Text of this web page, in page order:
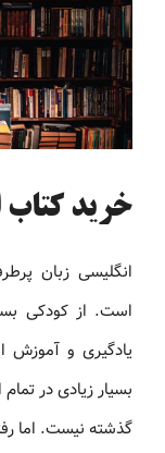
خرید کتاب
انگلیسی زبان
است. از کودکی
یادگیری و آموزش
بسیار زیادی در
گذشته نیست. اما